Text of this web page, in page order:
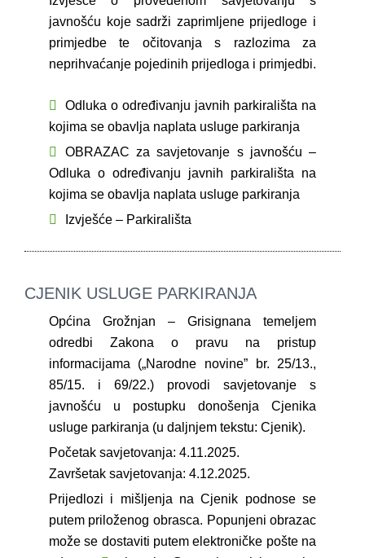
javnošću koje sadrži zaprimljene prijedloge i
primjedbe te očitovanja s razlozima za
neprihvaćanje pojedinih prijedloga i primjedbi.
Odluka o određivanju javnih parkirališta na
kojima se obavlja naplata usluge parkiranja
OBRAZAC za savjetovanje s javnošću –
Odluka o određivanju javnih parkirališta na
kojima se obavlja naplata usluge parkiranja
Izvješće – Parkirališta
CJENIK USLUGE PARKIRANJA
Općina Grožnjan – Grisignana temeljem
odredbi Zakona o pravu na pristup
informacijama („Narodne novine” br. 25/13.,
85/15. i 69/22.) provodi savjetovanje s
javnošću u postupku donošenja Cjenika
usluge parkiranja (u daljnjem tekstu: Cjenik).
Početak savjetovanja: 4.11.2025.
Završetak savjetovanja: 4.12.2025.
Prijedlozi i mišljenja na Cjenik podnose se
putem priloženog obrasca. Popunjeni obrazac
može se dostaviti putem elektroničke pošte na